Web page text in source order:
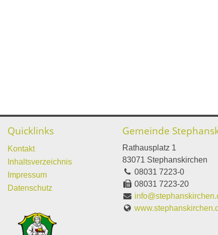
Quicklinks
Kontakt
Inhaltsverzeichnis
Impressum
Datenschutz
Gemeinde
Rathausplatz 1
83071 Stephanskirchen
08031 7223-0
08031 7223-20